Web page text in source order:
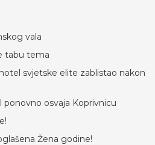
vala
tabu tema
svjetske elite zablistao nakon
ponovno osvaja Koprivnicu
Žena godine!